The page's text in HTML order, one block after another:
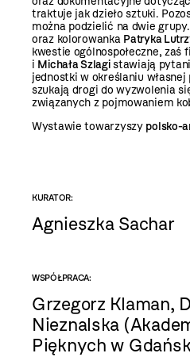
traktuje jak dzieło sztuki.
można podzielić na dwie
oraz kolorowanka Patryka
kwestie ogólnospołeczne, zaś
i Michała Szlagistawiają
jednostki w określaniu
szukają drogi do wyzwolenia
związanych z pojmowaniem
Wystawie towarzyszy polsko-
KURATOR:
Agnieszka Sachar
WSPÓŁPRACA:
Grzegorz Klaman,
Nieznalska
Pięknych w